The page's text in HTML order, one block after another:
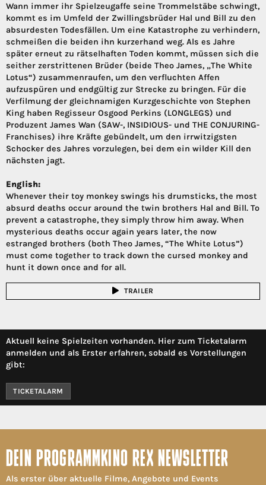
Wann immer ihr Spielzeugaffe seine Trommelstäbe schwingt,
kommt es im Umfeld der Zwillingsbrüder Hal und Bill zu den
absurdesten Todesfällen. Um eine Katastrophe zu verhindern,
schmeißen die beiden ihn kurzerhand weg. Als es Jahre
später erneut zu rätselhaften Toden kommt, müssen sich die
seither zerstrittenen Brüder (beide Theo James, „The White
Lotus“) zusammenraufen, um den verfluchten Affen
aufzuspüren und endgültig zur Strecke zu bringen. Für die
Verfilmung der gleichnamigen Kurzgeschichte von Stephen
King haben Regisseur Osgood Perkins (LONGLEGS) und
Produzent James Wan (SAW-, INSIDIOUS- und THE CONJURING-
Franchises) ihre Kräfte gebündelt, um den irrwitzigsten
Schocker des Jahres vorzulegen, bei dem ein wilder Kill den
nächsten jagt.
English:
Whenever their toy monkey swings his drumsticks, the most
absurd deaths occur around the twin brothers Hal and Bill. To
prevent a catastrophe, they simply throw him away. When
mysterious deaths occur again years later, the now
estranged brothers (both Theo James, “The White Lotus”)
must come together to track down the cursed monkey and
hunt it down once and for all.
TRAILER
Aktuell keine Spielzeiten vorhanden. Hier zum Ticketalarm
anmelden und als Erster erfahren, sobald es Vorstellungen
gibt:
TICKETALARM
DEIN PROGRAMMKINO REX NEWSLETTER
Als erster über aktuelle Filme, Angebote und Events